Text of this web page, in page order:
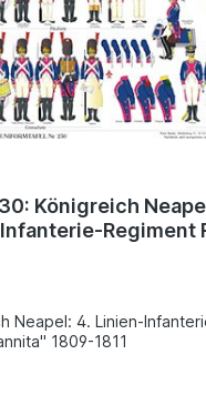
Königreich
Regiment
Neapel: 4. Linien-
"Reale Sannita" 1809-1811